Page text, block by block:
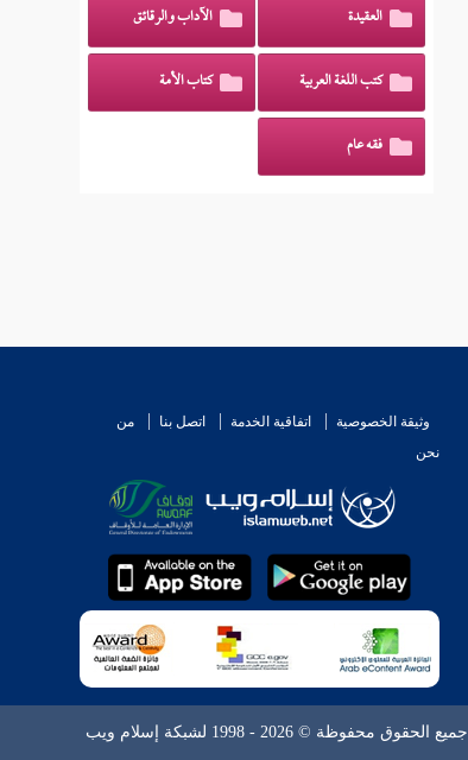
العقيدة الآداب والرقائق
كتب اللغة العربية كتاب الأمة
فقه عام
وثيقة الخصوصية اتفاقية الخدمة اتصل بنا
من
نحن
جميع الحقوق محفوظة © 2026 - 1998 لشبكة إسلام ويب